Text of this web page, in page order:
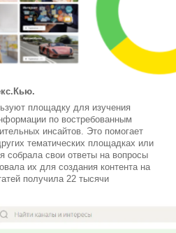
площадку для изучения
по востребованным
инсайтов. Это помогает
тематических площадках или
собрала свои ответы на вопросы
их для создания контента на
получила 22 тысячи